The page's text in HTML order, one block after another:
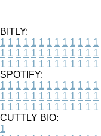
BITLY:
1 1 1 1 1 1 1 1 1 1 1 1 1
1 1 1 1 1 1 1 1 1 1 1 1 1
1 1 1 1 1 1 1 1 1 1 1 1 1
SPOTIFY:
1 1 1 1 1 1 1 1 1 1 1 1 1
1 1 1 1 1 1 1 1 1 1 1 1 1
1 1 1 1 1 1 1 1 1 1 1 1 1
CUTTLY BIO:
1